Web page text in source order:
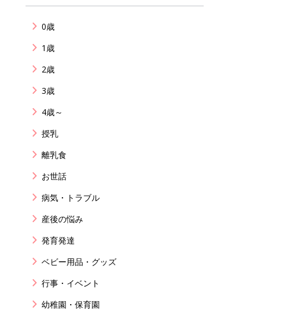
0歳
1歳
2歳
3歳
4歳～
授乳
離乳食
お世話
病気・トラブル
産後の悩み
発育発達
ベビー用品・グッズ
行事・イベント
幼稚園・保育園